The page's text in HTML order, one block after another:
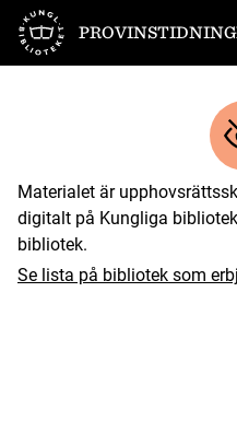
Till startsidan
Materialet är
digitalt på Kungliga
bibliotek.
Se lista på bibliotek som